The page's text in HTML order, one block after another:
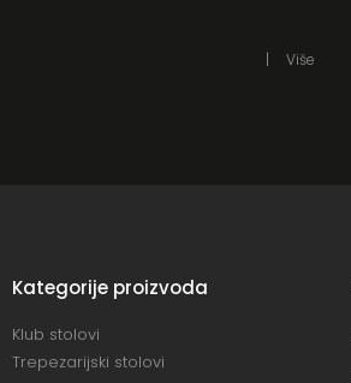
Više
Kategorije proizvoda
Klub stolovi
Trepezarijski stolovi